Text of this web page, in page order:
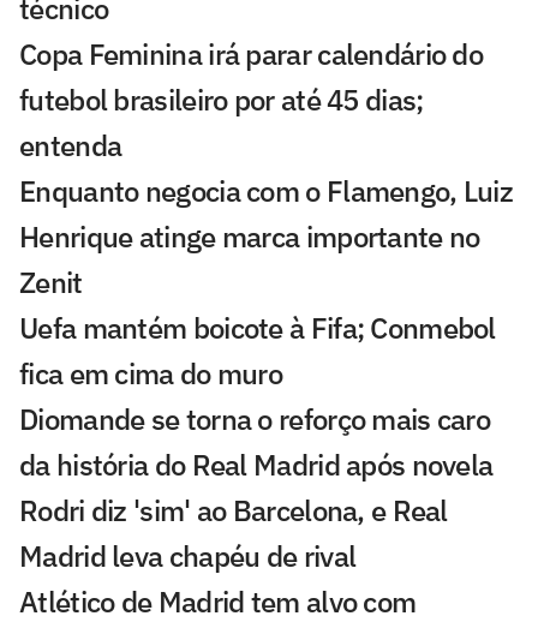
técnico
Copa Feminina irá parar calendário do
futebol brasileiro por até 45 dias;
entenda
Enquanto negocia com o Flamengo, Luiz
Henrique atinge marca importante no
Zenit
Uefa mantém boicote à Fifa; Conmebol
fica em cima do muro
Diomande se torna o reforço mais caro
da história do Real Madrid após novela
Rodri diz 'sim' ao Barcelona, e Real
Madrid leva chapéu de rival
Atlético de Madrid tem alvo com